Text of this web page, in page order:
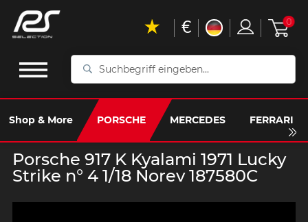
Suchbegriff
Shop & More PORSCHE MERCEDES FERRARI
€ 0
Porsche 917 K Kyalami 1971 Lucky
Strike n° 4 1/18 Norev 187580C